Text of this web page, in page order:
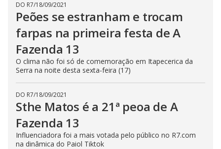
DO R7/18/09/2021
Peões se estranham e trocam
farpas na primeira festa de A
Fazenda 13
O clima não foi só de comemoração em Itapecerica da
Serra na noite desta sexta-feira (17)
DO R7/18/09/2021
Sthe Matos é a 21ª peoa de A
Fazenda 13
Influenciadora foi a mais votada pelo público no R7.com
na dinâmica do Paiol Tiktok